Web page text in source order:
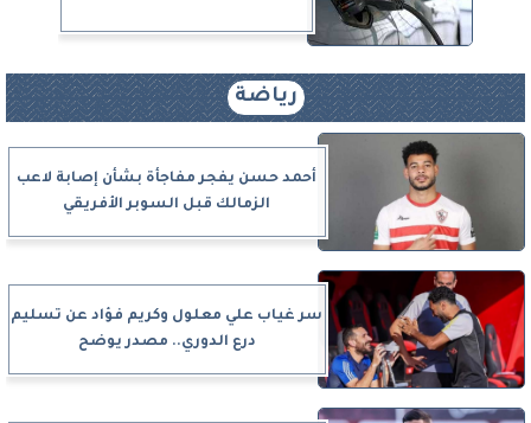
رياضة
أحمد حسن يفجر مفاجأة بشأن إصابة لاعب
الزمالك قبل السوبر الأفريقي
سر غياب علي معلول وكريم فؤاد عن تسليم
درع الدوري.. مصدر يوضح